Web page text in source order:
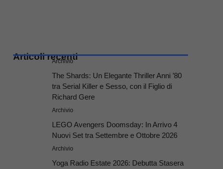
Articoli recenti
Archivio
The Shards: Un Elegante Thriller Anni ’80
tra Serial Killer e Sesso, con il Figlio di
Richard Gere
Archivio
LEGO Avengers Doomsday: In Arrivo 4
Nuovi Set tra Settembre e Ottobre 2026
Archivio
Yoga Radio Estate 2026: Debutta Stasera